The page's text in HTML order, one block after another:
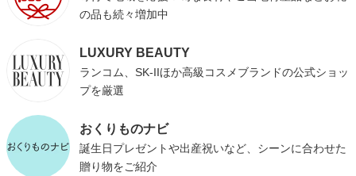
の品も続々増加中
LUXURY BEAUTY
ランコム、SK-IIほか高級コスメブランドの公式ショッ
プを厳選
おくりものナビ
誕生日プレゼントや出産祝いなど、シーンに合わせた
贈り物をご紹介